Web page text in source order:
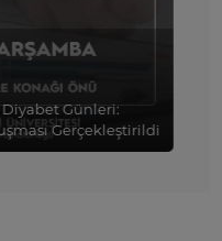
Diyabet Günleri:
Gerçekleştirildi